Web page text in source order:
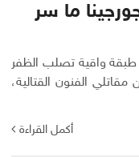
ما سر
طبقة واقية تصلب الظفر
الفنون القتالية،
أكمل القراءة